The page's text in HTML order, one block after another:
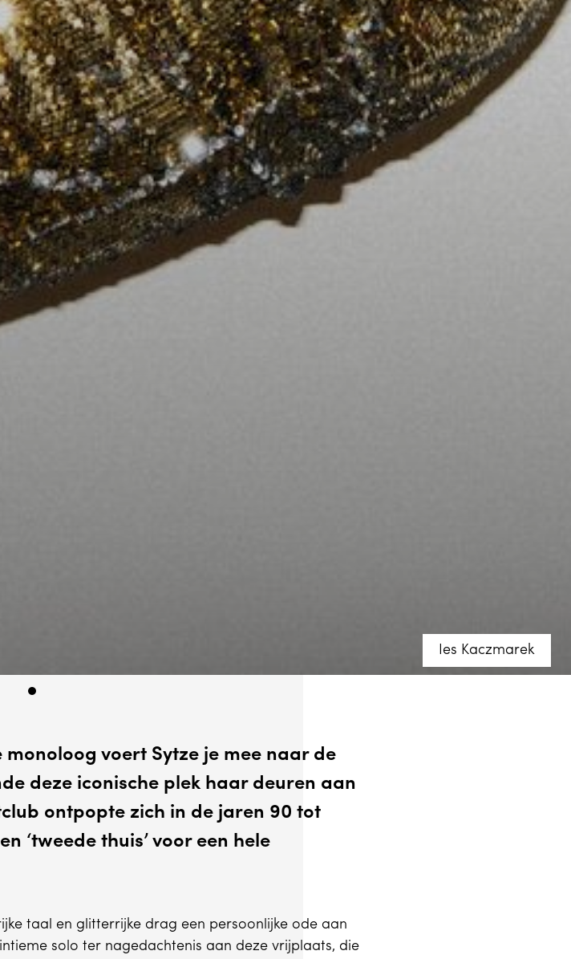
Ies Kaczmarek
voert Sytze je mee naar de
deze iconische plek haar deuren aan
ontpopte zich in de jaren 90 tot
‘tweede thuis’ voor een hele
taal en glitterrijke drag een persoonlijke ode aan
solo ter nagedachtenis aan deze vrijplaats, die